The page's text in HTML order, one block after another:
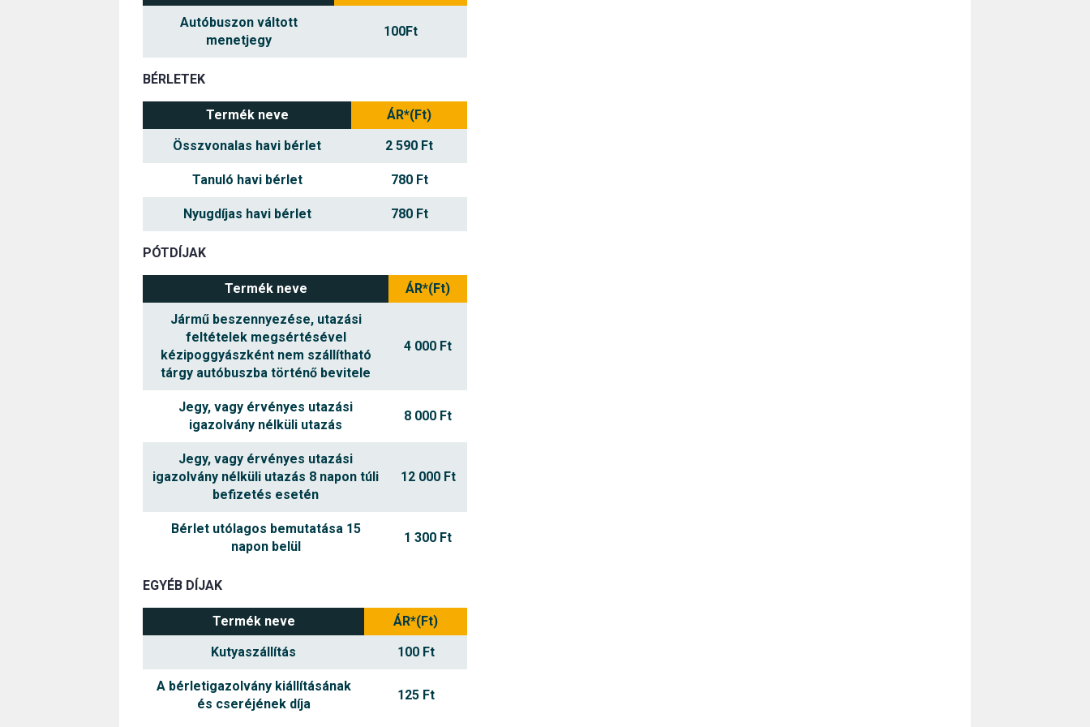
Autóbuszon váltott
menetjegy
100Ft
BÉRLETEK
Termék neve
ÁR*(Ft)
Összvonalas havi bérlet
2 590 Ft
Tanuló havi bérlet 780 Ft
Nyugdíjas havi bérlet 780 Ft
PÓTDÍJAK
Termék neve
ÁR*(Ft)
Jármű beszennyezése, utazási
feltételek megsértésével
kézipoggyászként nem szállítható
tárgy autóbuszba történő bevitele
4 000 Ft
Jegy, vagy érvényes utazási
igazolvány nélküli utazás
8 000 Ft
Jegy, vagy érvényes utazási
igazolvány nélküli utazás 8 napon túli
befizetés esetén
12 000 Ft
Bérlet utólagos bemutatása 15
napon belül
1 300 Ft
EGYÉB DÍJAK
Termék neve
ÁR*(Ft)
Kutyaszállítás
100 Ft
A bérletigazolvány kiállításának
és cseréjének díja
125 Ft